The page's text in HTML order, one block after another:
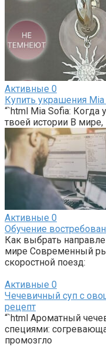
Активные 0
Купить украшения
“`html Mia Sofia: Когда
твоей истории В
Активные 0
Обучение
Как выбрать
мире Современный
скоростной поезд:
Активные 0
Чечевичный суп с
рецепт
“`html Ароматный
специями:
промозгло